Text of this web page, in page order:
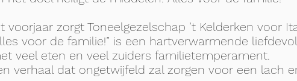
voorjaar zorgt Toneelgezelschap ’t Kelderken voor
voor de familie!” is een hartverwarmende
veel eten en veel zuiders familietemperament.
verhaal dat ongetwijfeld zal zorgen voor een lach